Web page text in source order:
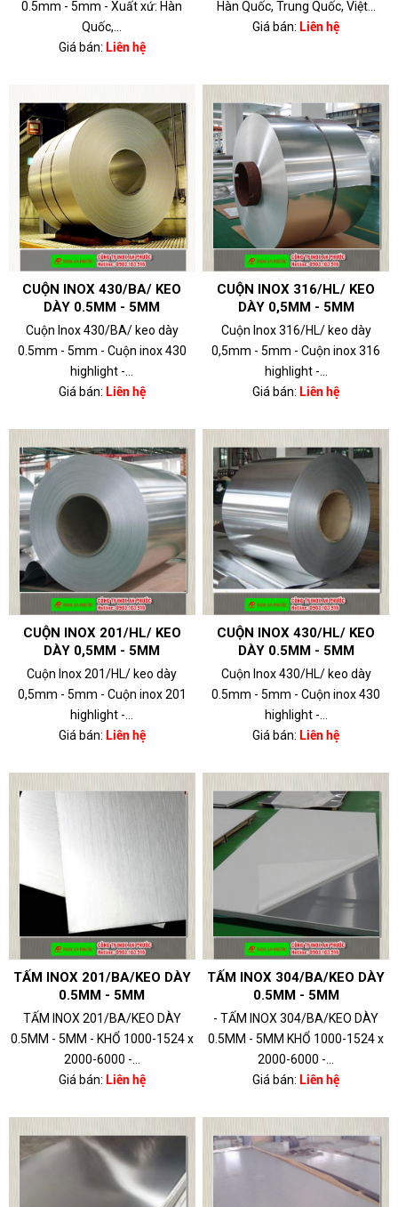
0.5mm - 5mm - Xuất xứ: Hàn
Quốc,...
Giá bán: Liên hệ
Hàn Quốc, Trung Quốc, Việt...
Giá bán: Liên hệ
CUỘN INOX 430/BA/ KEO
DÀY 0.5MM - 5MM
Cuộn Inox 430/BA/ keo dày
0.5mm - 5mm - Cuộn inox 430
highlight -...
Giá bán: Liên hệ
CUỘN INOX 316/HL/ KEO
DÀY 0,5MM - 5MM
Cuộn Inox 316/HL/ keo dày
0,5mm - 5mm - Cuộn inox 316
highlight -...
Giá bán: Liên hệ
CUỘN INOX 201/HL/ KEO
DÀY 0,5MM - 5MM
Cuộn Inox 201/HL/ keo dày
0,5mm - 5mm - Cuộn inox 201
highlight -...
Giá bán: Liên hệ
CUỘN INOX 430/HL/ KEO
DÀY 0.5MM - 5MM
Cuộn Inox 430/HL/ keo dày
0.5mm - 5mm - Cuộn inox 430
highlight -...
Giá bán: Liên hệ
TẤM INOX 201/BA/KEO DÀY
0.5MM - 5MM
TẤM INOX 201/BA/KEO DÀY
0.5MM - 5MM - KHỔ 1000-1524 x
2000-6000 -...
Giá bán: Liên hệ
TẤM INOX 304/BA/KEO DÀY
0.5MM - 5MM
- TẤM INOX 304/BA/KEO DÀY
0.5MM - 5MM KHỔ 1000-1524 x
2000-6000 -...
Giá bán: Liên hệ